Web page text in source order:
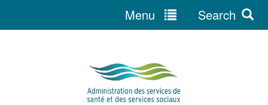
Menu Search